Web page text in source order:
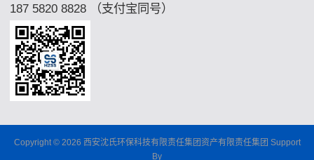
187 5820 8828 （支付宝同号）
Copyright © 2026 西安沈氏环保科技有限责任集团资产有限责任集团 Support
By